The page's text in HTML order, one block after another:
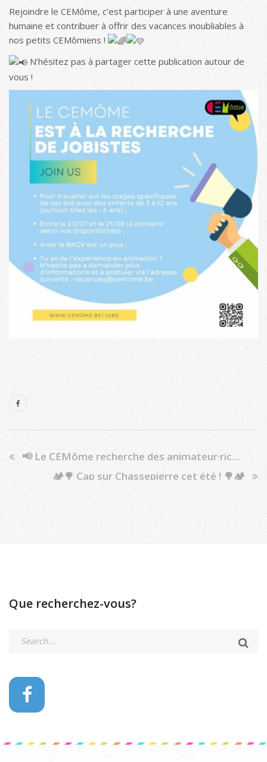
Rejoindre le CEMôme, c’est participer à une aventure
humaine et contribuer à offrir des vacances inoubliables à
nos petits CEMômiens !
N’hésitez pas à partager cette publication autour de
vous !
📢 Le CEMôme recherche des animateur·rice·s néerlandophones !🌈
🏕️🌳 Cap sur Chassepierre cet été ! 🌳🏕️
Que recherchez-vous?